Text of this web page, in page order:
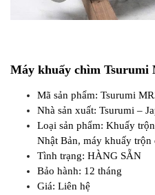
Máy khuấy chìm Tsurumi
Mã sản phẩm: Tsurumi
Nhà sản xuất: Tsurumi –
Loại sản phẩm: Khuấy
Nhật Bản, máy khuấy
Tình trạng: HÀNG SẴN
Bảo hành: 12 tháng
Giá: Liên hệ